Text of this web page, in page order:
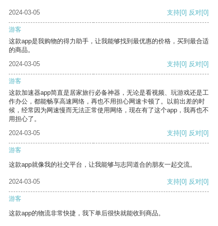
2024-03-05 支持[0] 反对[0]
游客
这款app是我购物的得力助手，让我能够找到最优惠的价格，买到最合适
的商品。
2024-03-05
支持[0] 反对[0]
游客
这款加速器app简直是居家旅行必备神器，无论是看视频、玩游戏还是工
作办公，都能畅享高速网络，再也不用担心网速卡顿了。以前出差的时
候，经常因为网速慢而无法正常使用网络，现在有了这个app，我再也不
用担心了。
2024-03-05
支持[0] 反对[0]
游客
这款app就像我的社交平台，让我能够与志同道合的朋友一起交流。
2024-03-05 支持[0] 反对[0]
游客
这款app的物流非常快捷，我下单后很快就能收到商品。